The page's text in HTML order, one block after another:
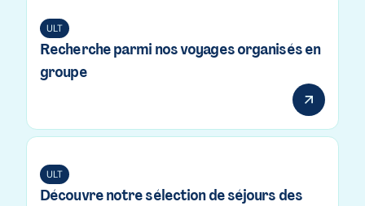
ULT
Recherche parmi nos voyages organisés en
groupe
ULT
Découvre notre sélection de séjours des